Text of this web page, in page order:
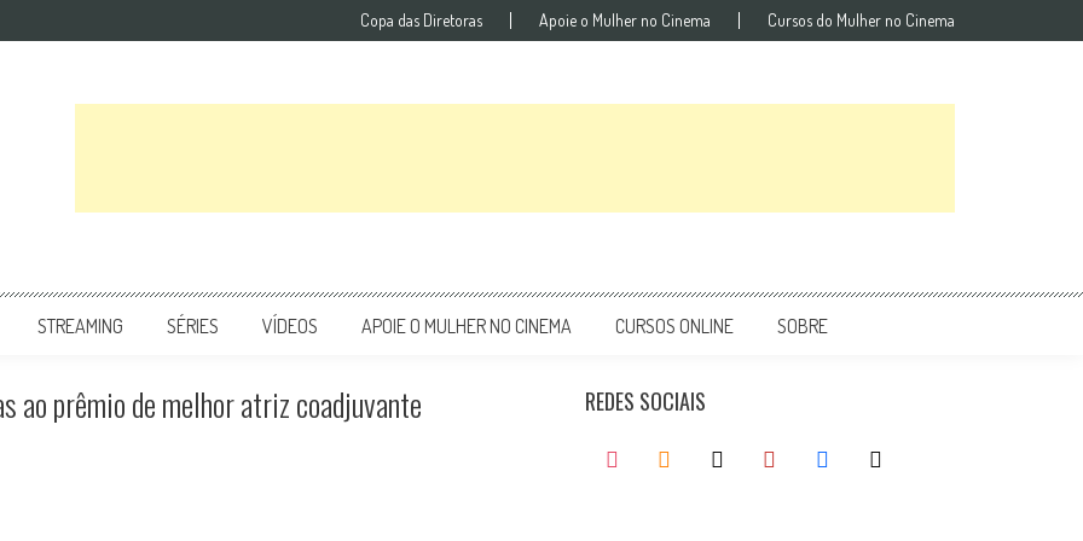
Copa das Diretoras Apoie o Mulher no Cinema Cursos do Mulher no Cinema
STREAMING SÉRIES VÍDEOS APOIE O MULHER NO CINEMA CURSOS ONLINE SOBRE
ao prêmio de melhor atriz coadjuvante REDES SOCIAIS